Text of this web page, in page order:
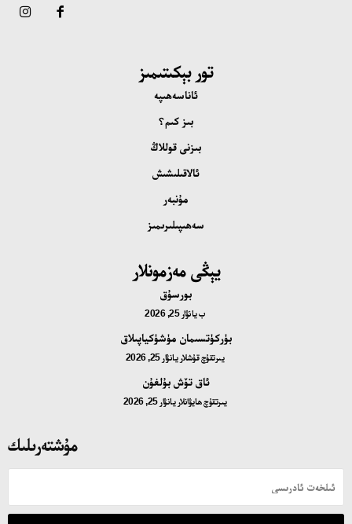
تور بېكىتىمىز
ئاناسەھىپە
بىز كىم؟
بىزنى قوللاڭ
ئالاقىلىشىش
مۇنبەر
سەھىپىلىرىمىز
يېڭى مەزمونلار
بورسۇق
بيانۋار 25, 2026
بۈركۈتسىمان مۈشۈكياپىلاق
يىرتقۇچ قۇشلار يانۋار 25, 2026
ئاق تۆش بۇلغۇن
يىرتقۇچ ھايۋانلار يانۋار 25, 2026
مۇشتەرىلىك